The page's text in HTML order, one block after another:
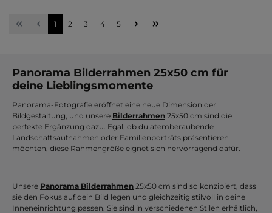
Seite
1 Seite
2 Seite
3 Seite
4 Seite
5
Panorama Bilderrahmen 25x50 cm für
deine Lieblingsmomente
Panorama-Fotografie eröffnet eine neue Dimension der
Bildgestaltung, und unsere Bilderrahmen 25x50 cm sind die
perfekte Ergänzung dazu. Egal, ob du atemberaubende
Landschaftsaufnahmen oder Familienporträts präsentieren
möchten, diese Rahmengröße eignet sich hervorragend dafür.
Unsere Panorama Bilderrahmen 25x50 cm sind so konzipiert, dass
sie den Fokus auf dein Bild legen und gleichzeitig stilvoll in deine
Inneneinrichtung passen. Sie sind in verschiedenen Stilen erhältlich,